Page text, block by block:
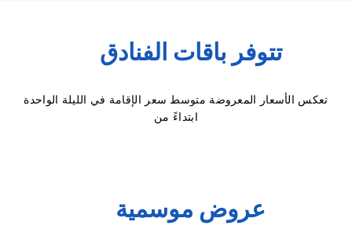
تتوفر باقات الفنادق
تعكس الأسعار المعروضة متوسط سعر الإقامة في الليلة الواحدة
ابتداءً من
عروض موسمية